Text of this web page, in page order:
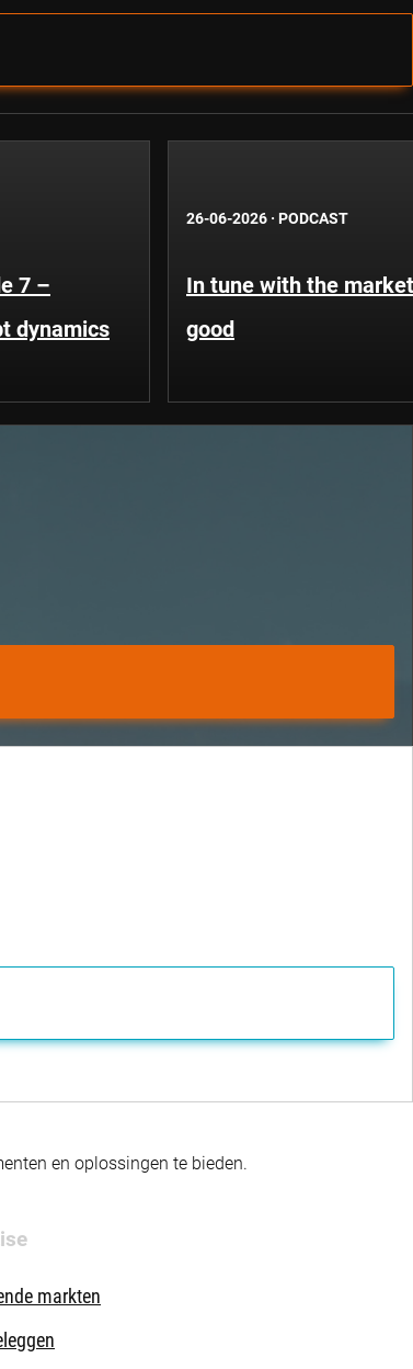
7 –
dynamics
26-06-2026 · PODCAST
In tune with the
good
en oplossingen te bieden.
markten